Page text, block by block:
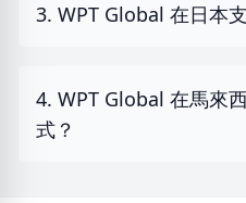
3. WPT Global 在日本
4. WPT Global 在馬來
式？